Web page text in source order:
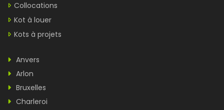
Collocations
Kot à louer
Kots à projets
Anvers
Arlon
Bruxelles
Charleroi